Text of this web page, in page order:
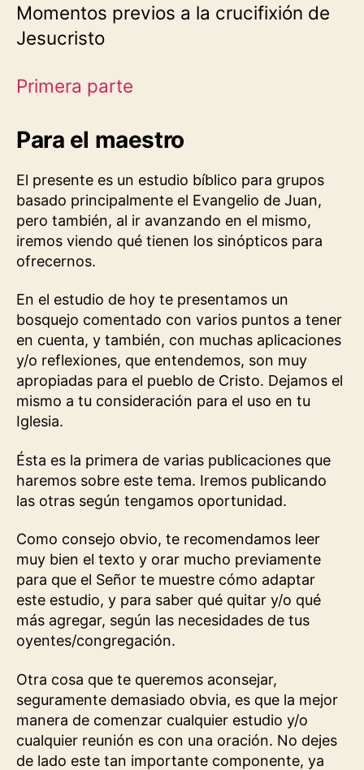
Momentos previos a la crucifixión de
Jesucristo
Primera parte
Para el maestro
El presente es un estudio bíblico para grupos
basado principalmente el Evangelio de Juan,
pero también, al ir avanzando en el mismo,
iremos viendo qué tienen los sinópticos para
ofrecernos.
En el estudio de hoy te presentamos un
bosquejo comentado con varios puntos a tener
en cuenta, y también, con muchas aplicaciones
y/o reflexiones, que entendemos, son muy
apropiadas para el pueblo de Cristo. Dejamos el
mismo a tu consideración para el uso en tu
Iglesia.
Ésta es la primera de varias publicaciones que
haremos sobre este tema. Iremos publicando
las otras según tengamos oportunidad.
Como consejo obvio, te recomendamos leer
muy bien el texto y orar mucho previamente
para que el Señor te muestre cómo adaptar
este estudio, y para saber qué quitar y/o qué
más agregar, según las necesidades de tus
oyentes/congregación.
Otra cosa que te queremos aconsejar,
seguramente demasiado obvia, es que la mejor
manera de comenzar cualquier estudio y/o
cualquier reunión es con una oración. No dejes
de lado este tan importante componente, ya